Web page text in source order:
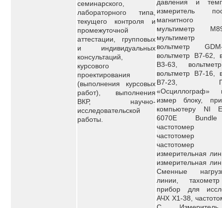
семинарского,
лабораторного типа,
текущего контроля и
промежуточной
аттестации, групповых
и индивидуальных
консультаций,
курсового
проектирования
(выполнения курсовых
работ), выполнения
ВКР, научно-
исследовательской
работы.
давления и
измеритель
мультиметр
мультиметр
вольтметр GDM-
вольтметр В7-62,
В3-63,
вольтметр В7-16,
В7-23,
измер блоку,
компьютеру NI
6070E
частотомер
частотомер
частотомер
измерительная
измерительная
Сменные
линии,
прибор для
АЧХ Х1-38,